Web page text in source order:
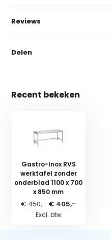
Reviews
Delen
Recent bekeken
Gastro-Inox RVS
werktafel zonder
onderblad 1100 x 700
x 850 mm
€ 450,- € 405,-
Excl. btw